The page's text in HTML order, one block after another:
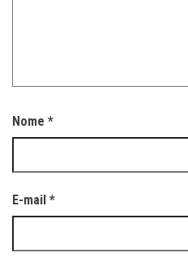
Nome *
E-mail *